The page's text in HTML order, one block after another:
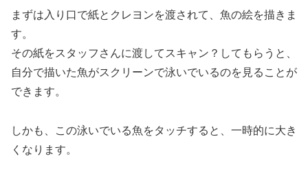
まずは入り口で紙とクレヨンを渡されて、魚の絵を描きま
す。
その紙をスタッフさんに渡してスキャン？してもらうと、
自分で描いた魚がスクリーンで泳いでいるのを見ることが
できます。
しかも、この泳いでいる魚をタッチすると、一時的に大き
くなります。